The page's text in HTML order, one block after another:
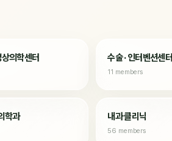
의학센터 수술 · 인터벤션센터
11 members
학과 내과 클리닉
56 members